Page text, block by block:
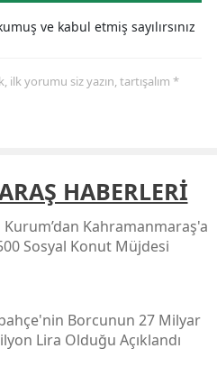
ve kabul etmiş sayılırsınız
yorumu siz yazın, tartışalım *
HABERLERİ
Kurum’dan Kahramanmaraş'a
Sosyal Konut Müjdesi
Borcunun 27 Milyar
Lira Olduğu Açıklandı